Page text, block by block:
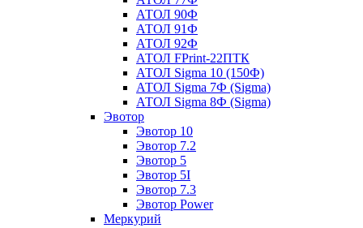
АТОЛ 90Ф
АТОЛ 91Ф
АТОЛ 92Ф
АТОЛ FPrint-22ПТК
АТОЛ Sigma 10 (150Ф)
АТОЛ Sigma 7Ф (Sigma)
АТОЛ Sigma 8Ф (Sigma)
Эвотор
Эвотор 10
Эвотор 7.2
Эвотор 5
Эвотор 5I
Эвотор 7.3
Эвотор Power
Меркурий